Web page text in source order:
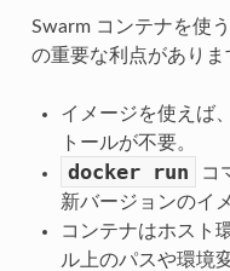
Swarm コンテナを使
の重要な利点がありま
イメージを使えば
トールが不要。
docker run
コ
新バージョンのイ
コンテナはホスト
ル上のパスや環境